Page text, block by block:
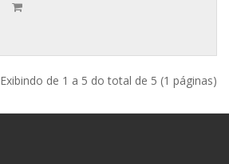
Exibindo de 1 a 5 do total de 5 (1 páginas)